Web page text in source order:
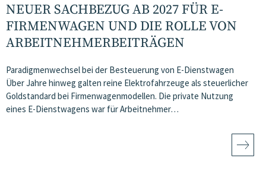
NEUER SACHBEZUG AB 2027 FÜR E-
FIRMENWAGEN UND DIE ROLLE VON
ARBEITNEHMER​­BEITRÄGEN
Paradigmenwechsel bei der Besteuerung von E-Dienstwagen
Über Jahre hinweg galten reine Elektrofahrzeuge als steuerlicher
Goldstandard bei Firmenwagenmodellen. Die private Nutzung
eines E-Dienstwagens war für Arbeitnehmer…